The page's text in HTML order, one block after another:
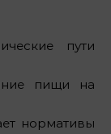
пути
пищи на
нормативы